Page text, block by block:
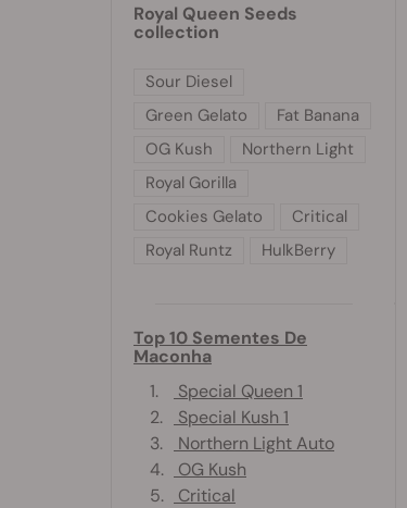
Royal Queen Seeds
collection
Sour Diesel
Green Gelato
Fat Banana
OG Kush
Northern Light
Royal Gorilla
Cookies Gelato
Critical
Royal Runtz
HulkBerry
Top 10 Sementes De
Maconha
1.
Special Queen 1
2.
Special Kush 1
3.
Northern Light Auto
4.
OG Kush
5.
Critical